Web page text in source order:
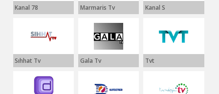
Kanal 78 Marmaris Tv Kanal S
Sıhhat Tv Gala Tv Tvt